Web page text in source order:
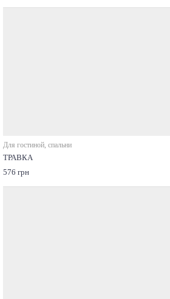
Для гостиной, спальни
ТРАВКА
576 грн